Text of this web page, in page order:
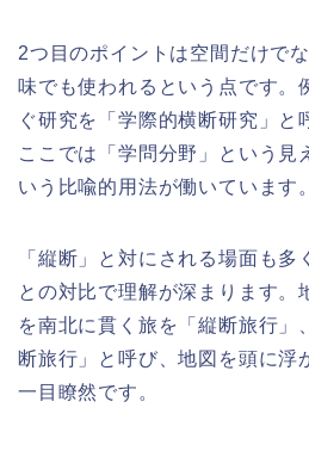
2つ目のポイントは空間だけで
味でも使われるという点です。
ぐ研究を「学際的横断研究」と
ここでは「学問分野」という見
いう比喩的用法が働いています。
「縦断」と対にされる場面も多
との対比で理解が深まります。
を南北に貫く旅を「縦断旅行」
断旅行」と呼び、地図を頭に浮
一目瞭然です。